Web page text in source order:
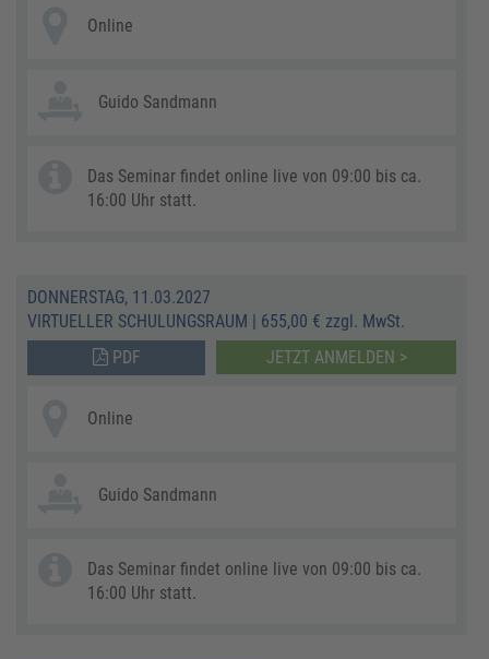
Online
Guido Sandmann
Das Seminar findet online live von 09:00 bis ca.
16:00 Uhr statt.
DONNERSTAG, 11.03.2027
VIRTUELLER SCHULUNGSRAUM
655,00 € zzgl. MwSt.
PDF
JETZT ANMELDEN >
Online
Guido Sandmann
Das Seminar findet online live von 09:00 bis ca.
16:00 Uhr statt.